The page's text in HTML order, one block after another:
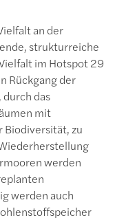
an der
strukturreiche
im Hotspot 29
Rückgang der
das
mit
zu
werden
werden auch